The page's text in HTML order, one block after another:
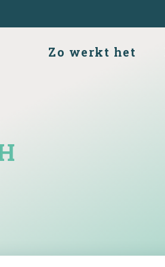
Zo werkt het